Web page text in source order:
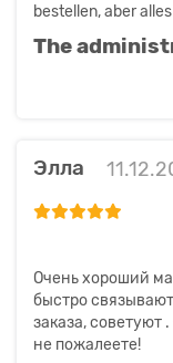
bestellen, aber
The
Элла
Очень хороший
быстро
заказа, советуют
не пожалеете!